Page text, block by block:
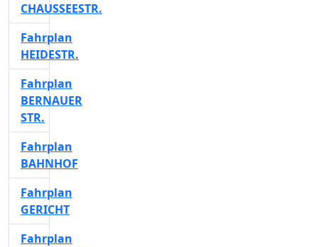
CHAUSSEESTR.
Fahrplan
HEIDESTR.
Fahrplan
BERNAUER
STR.
Fahrplan
BAHNHOF
Fahrplan
GERICHT
Fahrplan